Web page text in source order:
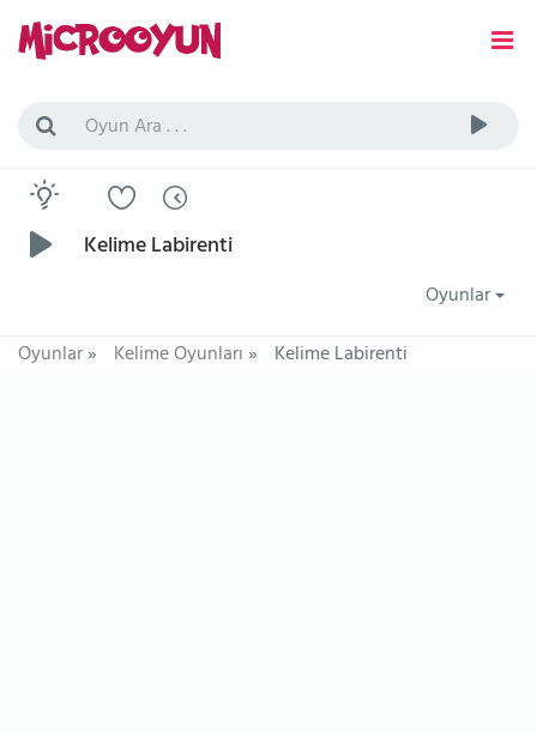
Kelime Labirenti
Oyunlar
Oyunlar» Kelime Oyunları» Kelime Labirenti